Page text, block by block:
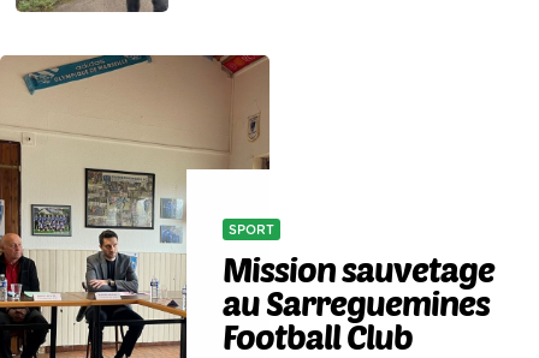
SPORT
Mission sauvetage
au Sarreguemines
Football Club